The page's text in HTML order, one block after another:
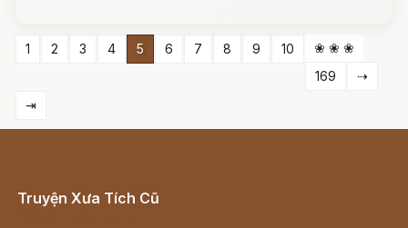
1 2 3 4 5 6 7 8 9 10
❀ ❀ ❀
169
⇢
⇥
Truyện Xưa Tích Cũ